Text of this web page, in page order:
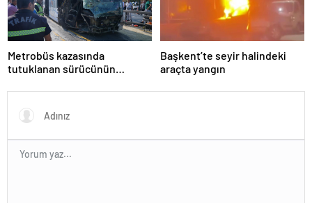
Metrobüs kazasında
tutuklanan sürücünün
Başkent’te seyir halindeki
araçta yangın